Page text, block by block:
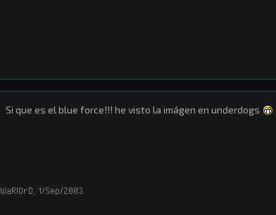
Si que es el blue force!!! he visto la imágen en underdogs
WaRlOrD 1/Sep/2003